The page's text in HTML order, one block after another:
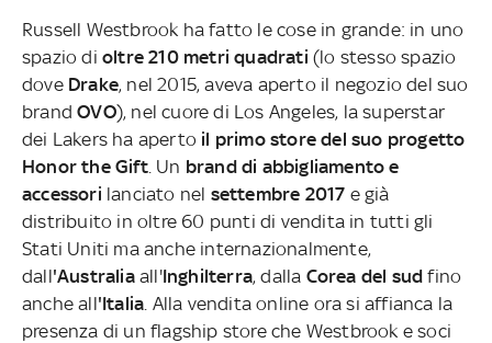
Russell Westbrook ha fatto le cose in grande: in uno
spazio di oltre 210 metri quadrati (lo stesso spazio
dove Drake, nel 2015, aveva aperto il negozio del suo
brandOVO), nel cuore di Los Angeles, la superstar
dei Lakers ha aperto il primo store del suo progetto
Honor the Gift. Un brand di abbigliamento e
accessori lanciato nel settembre 2017 e già
distribuito in oltre 60 punti di vendita in tutti gli
Stati Uniti ma anche internazionalmente,
dall'Australiaall'Inghilterra, dalla Corea del sud fino
anche all'Italia . Alla vendita online ora si affianca la
presenza di un flagship store che Westbrook e soci